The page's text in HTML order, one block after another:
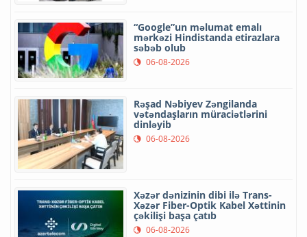
“Google”un məlumat emalı
mərkəzi Hindistanda etirazlara
səbəb olub
06-08-2026
Rəşad Nəbiyev Zəngilanda
vətəndaşların müraciətlərini
dinləyib
06-08-2026
Xəzər dənizinin dibi ilə Trans-
Xəzər Fiber-Optik Kabel Xəttinin
çəkilişi başa çatıb
06-08-2026